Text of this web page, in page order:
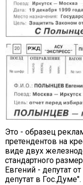
Это - образец
претендентов на
виде двух
стандартного
Евгений - депутат
депутат в Гос.Думе".